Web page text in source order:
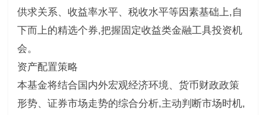
供求关系、收益率水平、税收水平等因素基础上,自
下而上的精选个券,把握固定收益类金融工具投资机
会。
资产配置策略
本基金将结合国内外宏观经济环境、货币财政政策
形势、证券市场走势的综合分析,主动判断市场时机,